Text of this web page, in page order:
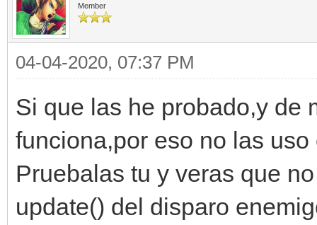
Member
04-04-2020, 07:37 PM
Si que las he probado,y de
funciona,por eso no las
Pruebalas tu y veras que
update() del disparo